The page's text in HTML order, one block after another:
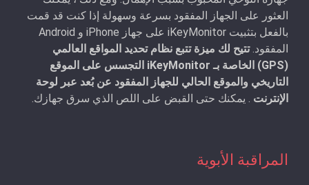
العثور على الجهاز المفقود بسرعة وسهولة إذا كنت قد قمت
بالفعل بتثبيت iKeyMonitor على جهاز iPhone و Android
المفقود.تتيح لك ميزة تتبع نظام تحديد المواقع العالمي
(GPS) الخاصة بـ iKeyMonitor التجسس على الموقع
التاريخي والموقع الحالي للجهاز المفقود عن بُعد عبر لوحة
الإنترنت . يمكنك حتى القبض على اللص الذي سرق جهازك.
المراقبة الأبوية